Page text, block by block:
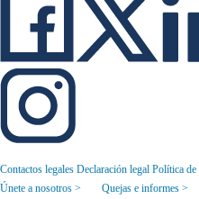
Contactos legales Declaración legal Política
Únete a nosotros >
Quejas e informes >